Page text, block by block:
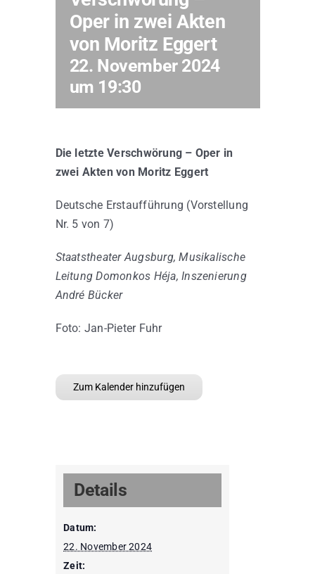
Oper in zwei Akten
von Moritz Eggert
22. November 2024
um 19:30
Die letzte Verschwörung – Oper in
zwei Akten von Moritz Eggert
Deutsche Erstaufführung (Vorstellung
Nr. 5 von 7)
Staatstheater Augsburg, Musikalische
Leitung Domonkos Héja, Inszenierung
André Bücker
Foto: Jan-Pieter Fuhr
Zum Kalender hinzufügen
Details
Datum:
22. November 2024
Zeit: